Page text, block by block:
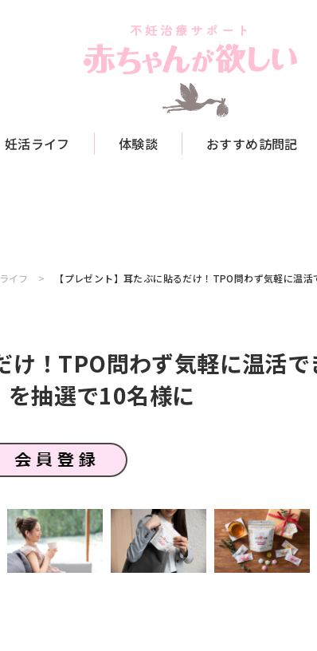
妊活ライフ 体験談 おすすめ訪問記
イフ 【プレゼント】耳たぶに貼るだけ！TPO問わず気軽に温
け！TPO問わず気軽に温活で
を抽選で10名様に